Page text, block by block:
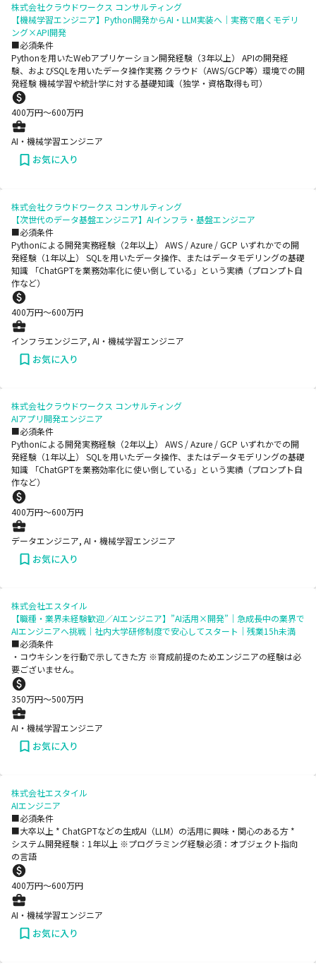
株式会社クラウドワークス コンサルティング
【機械学習エンジニア】Python開発からAI・LLM実装へ｜実務で磨くモデリ
ング×API開発
■必須条件
Pythonを用いたWebアプリケーション開発経験（3年以上） APIの開発経
験、およびSQLを用いたデータ操作実務 クラウド（AWS/GCP等）環境での開
発経験 機械学習や統計学に対する基礎知識（独学・資格取得も可）
400万円〜600万円
AI・機械学習エンジニア
お気に入り
株式会社クラウドワークス コンサルティング
【次世代のデータ基盤エンジニア】AIインフラ・基盤エンジニア
■必須条件
Pythonによる開発実務経験（2年以上） AWS / Azure / GCP いずれかでの開
発経験（1年以上） SQLを用いたデータ操作、またはデータモデリングの基礎
知識 「ChatGPTを業務効率化に使い倒している」という実績（プロンプト自
作など）
400万円〜600万円
インフラエンジニア, AI・機械学習エンジニア
お気に入り
株式会社クラウドワークス コンサルティング
AIアプリ開発エンジニア
■必須条件
Pythonによる開発実務経験（2年以上） AWS / Azure / GCP いずれかでの開
発経験（1年以上） SQLを用いたデータ操作、またはデータモデリングの基礎
知識 「ChatGPTを業務効率化に使い倒している」という実績（プロンプト自
作など）
400万円〜600万円
データエンジニア, AI・機械学習エンジニア
お気に入り
株式会社エスタイル
【職種・業界未経験歓迎／AIエンジニア】”AI活用×開発”｜急成長中の業界で
AIエンジニアへ挑戦｜社内大学研修制度で安心してスタート｜残業15h未満
■必須条件
・コウキシンを行動で示してきた方 ※育成前提のためエンジニアの経験は必
要ございません。
350万円〜500万円
AI・機械学習エンジニア
お気に入り
株式会社エスタイル
AIエンジニア
■必須条件
■大卒以上 * ChatGPTなどの生成AI（LLM）の活用に興味・関心のある方 *
システム開発経験：1年以上 ※プログラミング経験必須：オブジェクト指向
の言語
400万円〜600万円
AI・機械学習エンジニア
お気に入り